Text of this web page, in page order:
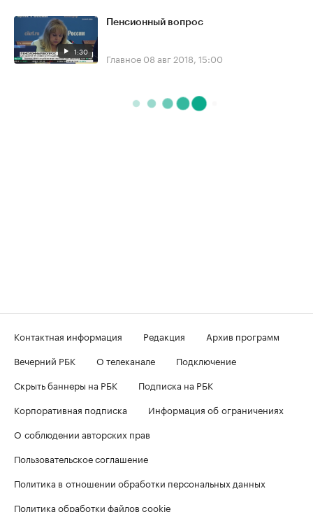
1:30
Пенсионный вопрос
Главное 08 авг 2018, 15:00
Контактная информация Редакция
Архив программ
Вечерний РБК
О телеканале
Подключение
Скрыть баннеры на РБК
Подписка на РБК
Корпоративная подписка
Информация об ограничениях
О соблюдении авторских прав
Пользовательское соглашение
Политика в отношении обработки персональных данных
Политика обработки файлов cookie